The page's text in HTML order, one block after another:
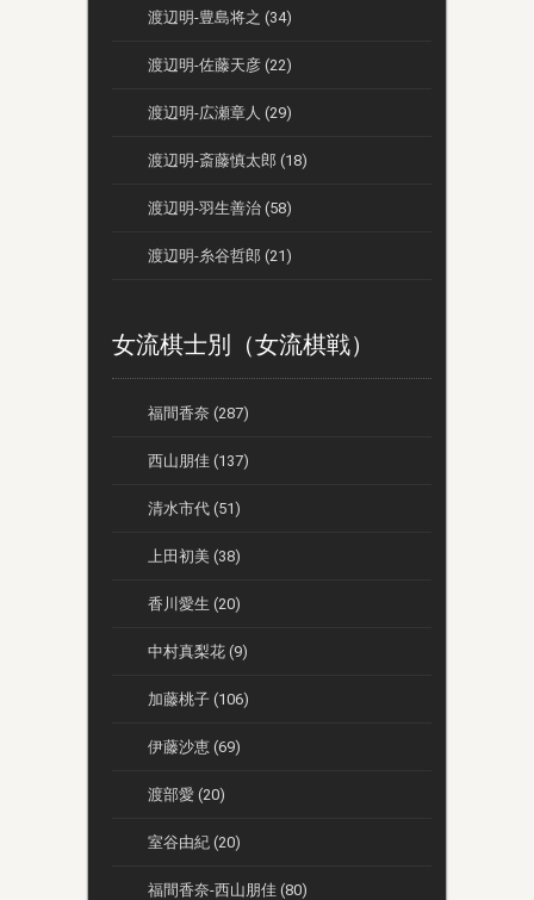
渡辺明-豊島将之 (34)
渡辺明-佐藤天彦 (22)
渡辺明-広瀬章人 (29)
渡辺明-斎藤慎太郎 (18)
渡辺明-羽生善治 (58)
渡辺明-糸谷哲郎 (21)
女流棋士別（女流棋戦）
福間香奈 (287)
西山朋佳 (137)
清水市代 (51)
上田初美 (38)
香川愛生 (20)
中村真梨花 (9)
加藤桃子 (106)
伊藤沙恵 (69)
渡部愛 (20)
室谷由紀 (20)
福間香奈-西山朋佳 (80)